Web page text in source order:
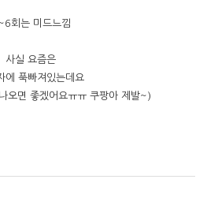
회는 미드느낌
사실 요즘은
에 푹빠져있는데요
오면 좋겠어요ㅠㅠ 쿠팡아 제발~)